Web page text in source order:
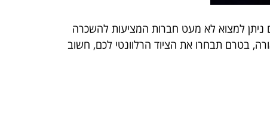
ניתן למצוא לא מעט חברות המציעות להשכרה
בטרם תבחרו את הציוד הרלוונטי לכם, חשוב